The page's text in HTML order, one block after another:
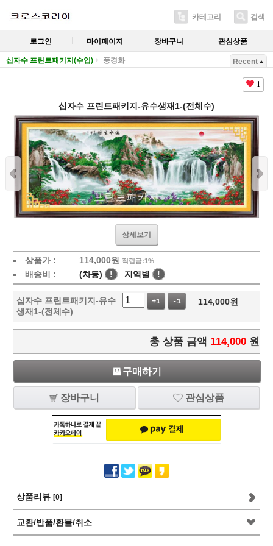
카테고리 검색
로그인 마이페이지 장바구니 관심상품
십자수 프린트패키지(수입) 풍경화 Recent
1
십자수 프린트패키지-유수생재1-(전체수)
상세보기
상품가 : 114,000원 적립금:1%
배송비 : (차등) ! 지역별 !
십자수 프린트패키지-유수
생재1-(전체수)
+1 -1 114,000원
총 상품 금액 114,000 원
구매하기
장바구니 관심상품
상품리뷰 [0]
교환/반품/환불/취소